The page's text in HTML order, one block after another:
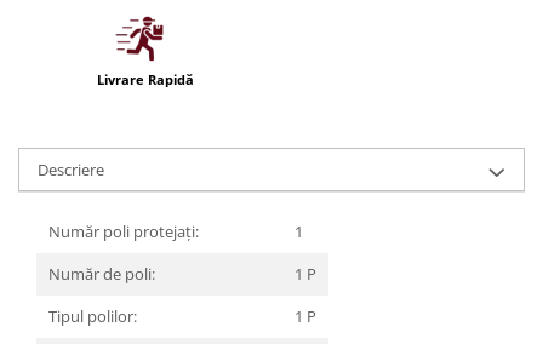
Fotosenzori si Senzori de miscare
Sina Magnetica Slim LIMBO
Livrare Rapidă
Descriere
Număr poli protejați:
1
Număr de poli:
1 P
Tipul polilor:
1 P